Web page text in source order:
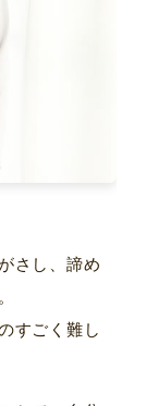
さし、諦め
すごく難し